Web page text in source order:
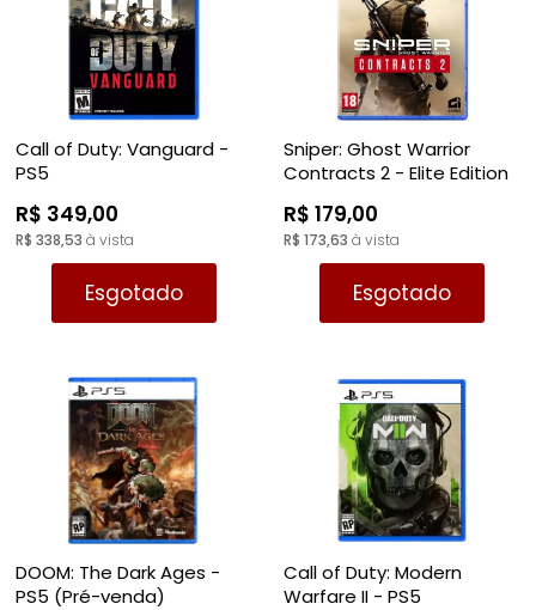
Call of Duty: Vanguard -
PS5
R$ 349,00
R$ 338,53 à vista
Esgotado
Sniper: Ghost Warrior
Contracts 2 - Elite Edition
R$ 179,00
R$ 173,63 à vista
Esgotado
DOOM: The Dark Ages -
PS5 (Pré-venda)
Call of Duty: Modern
Warfare II - PS5